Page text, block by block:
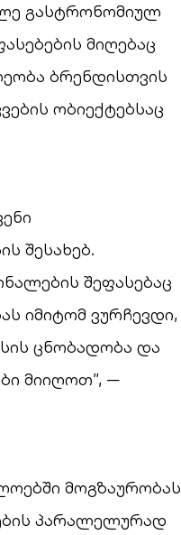
გასტრონომიულ
მიღებაც
ბრენდისთვის
ობიექტებსაც
შესახებ.
შეფასებაც
იმიტომ ვურჩევდი,
ცნობადობა და
მიიღოთ”, —
მოგზაურობას
პარალელურად